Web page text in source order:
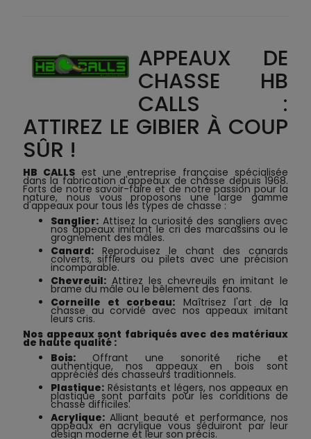
APPEAUX DE
CHASSE HB
CALLS :
ATTIREZ LE GIBIER À COUP
SÛR !
HB CALLSest une entreprise française spécialisée
dans la fabrication d'appeaux de chasse depuis 1968.
Forts de notre savoir-faire et de notre passion pour la
nature, nous vous proposons une large gamme
d'appeaux pour tous les types de chasse :
Sanglier: Attisez la curiosité des sangliers avec
nos appeaux imitant le cri des marcassins ou le
grognement des mâles.
Canard: Reproduisez le chant des canards
colverts, siffleurs ou pilets avec une précision
incomparable.
Chevreuil: Attirez les chevreuils en imitant le
brame du mâle ou le bêlement des faons.
Corneille et corbeau: Maîtrisez l'art de la
chasse au corvidé avec nos appeaux imitant
leurs cris.
Nos appeaux sont fabriqués avec des matériaux
de haute qualité :
Bois: Offrant une sonorité riche et
authentique, nos appeaux en bois sont
appréciés des chasseurs traditionnels.
Plastique: Résistants et légers, nos appeaux en
plastique sont parfaits pour les conditions de
chasse difficiles.
Acrylique: Alliant beauté et performance, nos
appeaux en acrylique vous séduiront par leur
design moderne et leur son précis.